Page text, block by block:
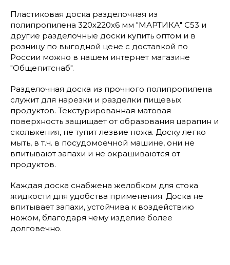
Пластиковая доска разделочная из
полипропилена 320х220х6 мм "МАРТИКА" С53 и
другие разделочные доски купить оптом и в
розницу по выгодной цене с доставкой по
России можно в нашем интернет магазине
"Общепитснаб".
Разделочная доска из прочного полипропилена
служит для нарезки и разделки пищевых
продуктов. Текстурированная матовая
поверхность защищает от образования царапин и
скольжения, не тупит лезвие ножа. Доску легко
мыть, в т.ч. в посудомоечной машине, они не
впитывают запахи и не окрашиваются от
продуктов.
Каждая доска снабжена желобком для стока
жидкости для удобства применения. Доска не
впитывает запахи, устойчива к воздействию
ножом, благодаря чему изделие более
долговечно.